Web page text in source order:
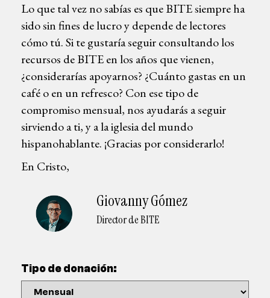
Lo que tal vez no sabías es que BITE siempre ha
sido sin fines de lucro y depende de lectores
cómo tú. Si te gustaría seguir consultando los
recursos de BITE en los años que vienen,
¿considerarías apoyarnos? ¿Cuánto gastas en un
café o en un refresco? Con ese tipo de
compromiso mensual, nos ayudarás a seguir
sirviendo a ti, y a la iglesia del mundo
hispanohablante. ¡Gracias por considerarlo!
En Cristo,
Giovanny Gómez
Director de BITE
Tipo de donación: